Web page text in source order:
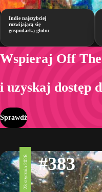
Indie najszybciej
rozwijającą się
gospodarką globu
Wspieraj Off
i uzyskaj dostęp
Sprawdź
23 stycznia 2026 #383